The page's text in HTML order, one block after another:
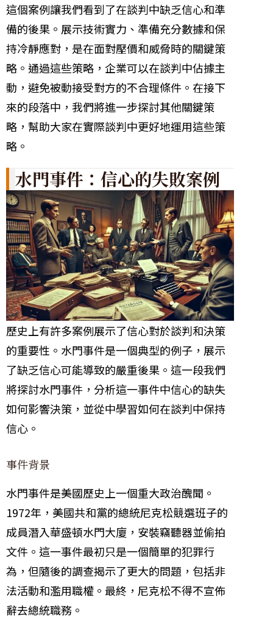
這個案例讓我們看到了在談判中缺乏信心和準
備的後果。展示技術實力、準備充分數據和保
持冷靜應對，是在面對壓價和威脅時的關鍵策
略。通過這些策略，企業可以在談判中佔據主
動，避免被動接受對方的不合理條件。在接下
來的段落中，我們將進一步探討其他關鍵策
略，幫助大家在實際談判中更好地運用這些策
略。
水門事件：信心的失敗案例
歷史上有許多案例展示了信心對於談判和決策
的重要性。水門事件是一個典型的例子，展示
了缺乏信心可能導致的嚴重後果。這一段我們
將探討水門事件，分析這一事件中信心的缺失
如何影響決策，並從中學習如何在談判中保持
信心。
事件背景
水門事件是美國歷史上一個重大政治醜聞。
1972年，美國共和黨的總統尼克松競選班子的
成員潛入華盛頓水門大廈，安裝竊聽器並偷拍
文件。這一事件最初只是一個簡單的犯罪行
為，但隨後的調查揭示了更大的問題，包括非
法活動和濫用職權。最終，尼克松不得不宣佈
辭去總統職務。